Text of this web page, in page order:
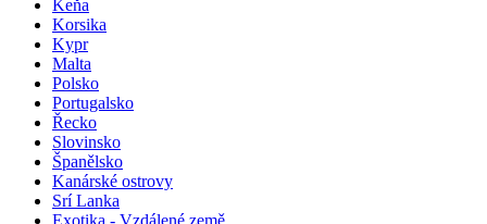
Keňa
Korsika
Kypr
Malta
Polsko
Portugalsko
Řecko
Slovinsko
Španělsko
Kanárské ostrovy
Srí Lanka
Exotika - Vzdálené země